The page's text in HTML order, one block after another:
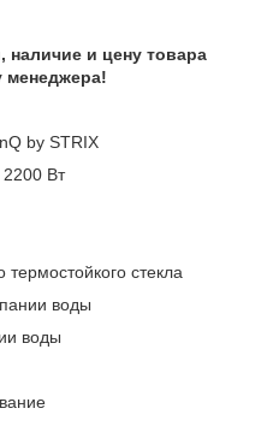
наличие и цену товара
менеджера!
by STRIX
Вт
термостойкого стекла
воды
воды